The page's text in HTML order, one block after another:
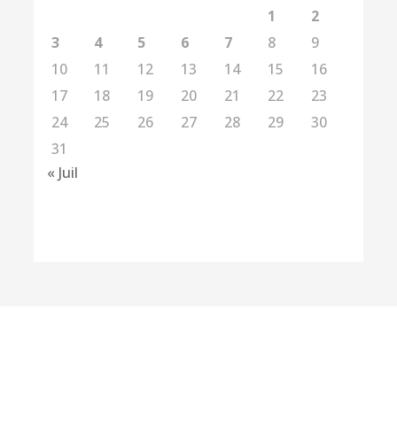
1
2
3
4 5 6 7 8
9
10
11 12 13 14 15
16
17
18 19 20 21 22
23
24
25 26 27 28 29
30
31
« Juil